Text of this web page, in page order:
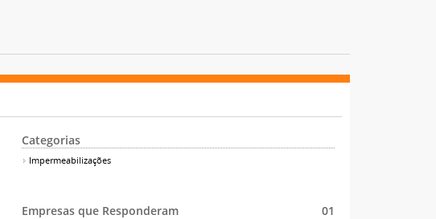
Categorias
Impermeabilizações
Empresas que Responderam 01